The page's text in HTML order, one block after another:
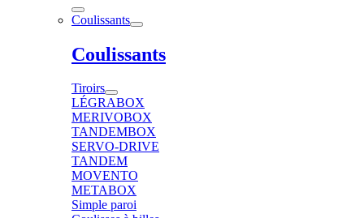
Coulissants
Coulissants
Tiroirs
LÉGRABOX
MERIVOBOX
TANDEMBOX
SERVO-DRIVE
TANDEM
MOVENTO
METABOX
Simple paroi